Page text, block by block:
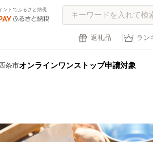
ントでふるさと納税
返礼品 ラン
条市オンラインワンストップ申請対象